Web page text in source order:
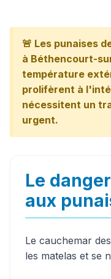
🚨 Les punaises
à Béthencourt-
température
prolifèrent à
nécessitent un
urgent.
Le
aux
Le cauchemar
les matelas et se